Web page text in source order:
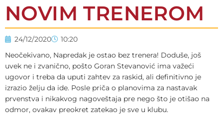
NOVIM TRENEROM
24/12/2020
10:20
Neočekivano, Napredak je ostao bez trenera! Doduše, još
uvek ne i zvanično, pošto Goran Stevanović ima važeći
ugovor i treba da uputi zahtev za raskid, ali definitivno je
izrazio želju da ide. Posle priča o planovima za nastavak
prvenstva i nikakvog nagoveštaja pre nego što je otišao na
odmor, ovakav preokret zatekao je sve u klubu.